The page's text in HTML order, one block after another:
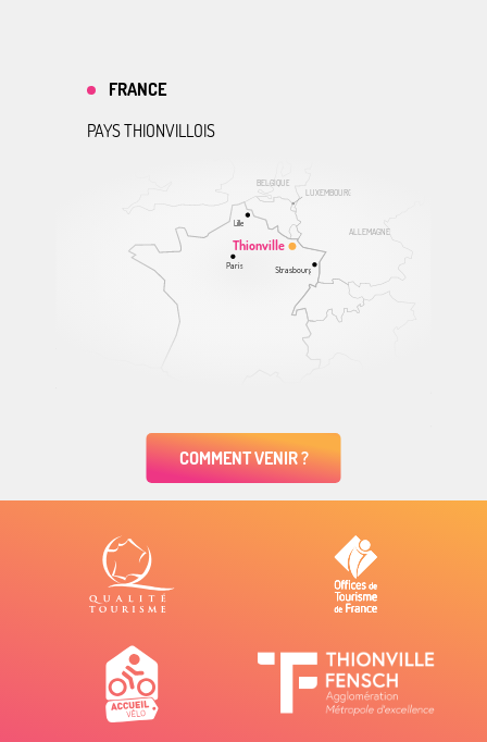
ALLEMAGNE
BELGIQUE
LUXEMBOURG
Thionville
Lille
Paris Strasbourg
FRANCE
PAYS THIONVILLOIS
COMMENT VENIR ?